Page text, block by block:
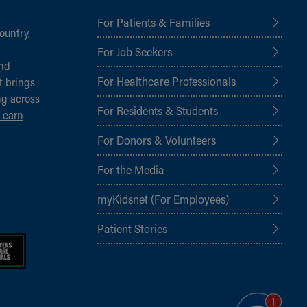
brings
across
For Patients & Families
For Job Seekers
For Healthcare Professionals
For Residents & Students
For Donors & Volunteers
For the Media
myKidsnet (For Employees)
Patient Stories
1